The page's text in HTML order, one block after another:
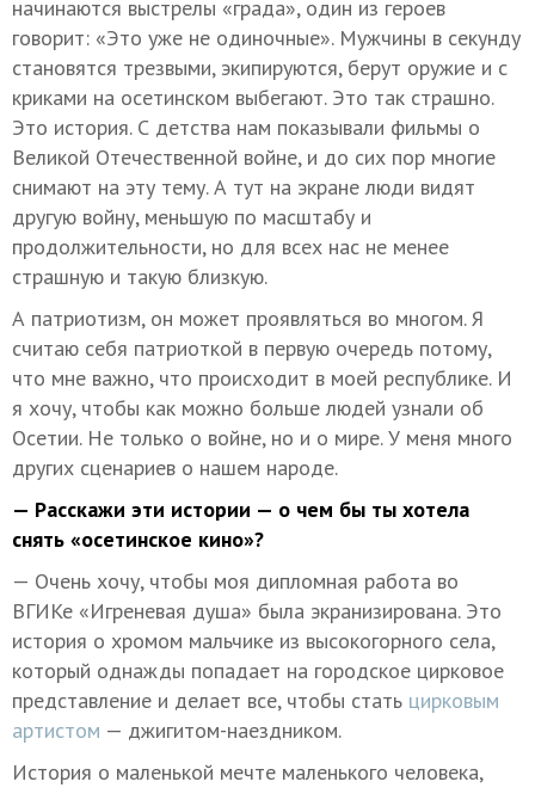
начинаются выстрелы «града», один из героев
говорит: «Это уже не одиночные». Мужчины в секунду
становятся трезвыми, экипируются, берут оружие и с
криками на осетинском выбегают. Это так страшно.
Это история. С детства нам показывали фильмы о
Великой Отечественной войне, и до сих пор многие
снимают на эту тему. А тут на экране люди видят
другую войну, меньшую по масштабу и
продолжительности, но для всех нас не менее
страшную и такую близкую.
А патриотизм, он может проявляться во многом. Я
считаю себя патриоткой в первую очередь потому,
что мне важно, что происходит в моей республике. И
я хочу, чтобы как можно больше людей узнали об
Осетии. Не только о войне, но и о мире. У меня много
других сценариев о нашем народе.
— Расскажи эти истории — о чем бы ты хотела
снять «осетинское кино»?
— Очень хочу, чтобы моя дипломная работа во
ВГИКе «Игреневая душа» была экранизирована. Это
история о хромом мальчике из высокогорного села,
который однажды попадает на городское цирковое
представление и делает все, чтобы стать цирковым
артистом — джигитом-наездником.
История о маленькой мечте маленького человека,